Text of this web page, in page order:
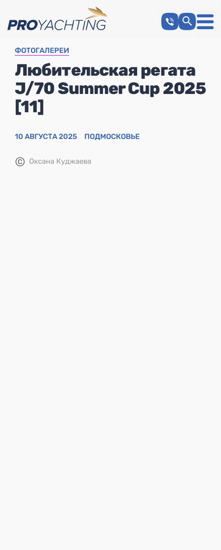
ФОТОГАЛЕРЕИ
Любительская регата
J/70 Summer Cup 2025
[11]
10 АВГУСТА 2025 ПОДМОСКОВЬЕ
© Оксана Куджаева